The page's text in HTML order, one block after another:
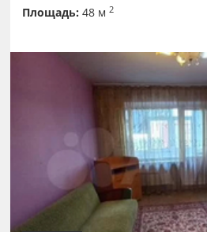
Площадь: 48 м2